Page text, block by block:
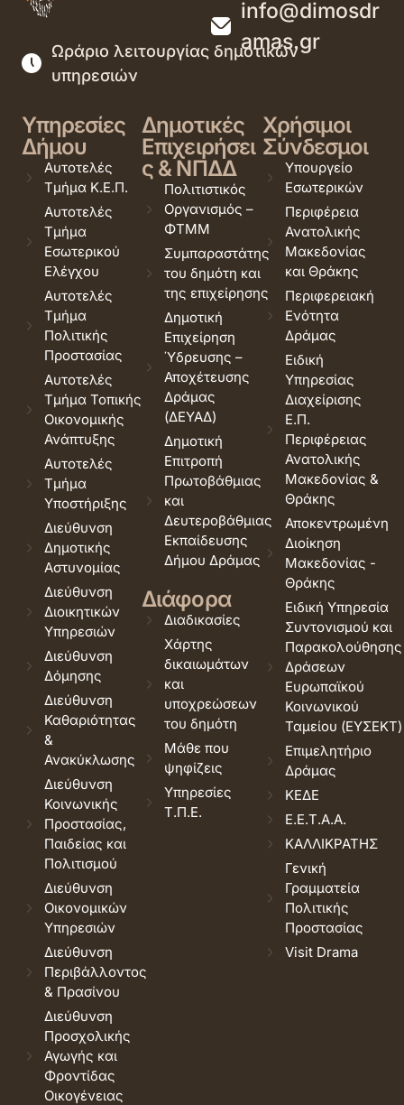
info@dimosdr
amas.gr
Ωράριο λειτουργίας δημοτικών
υπηρεσιών
Υπηρεσίες
Δήμου
Αυτοτελές
Τμήμα Κ.Ε.Π.
Αυτοτελές
Τμήμα
Εσωτερικού
Ελέγχου
Αυτοτελές
Τμήμα
Πολιτικής
Προστασίας
Αυτοτελές
Τμήμα Τοπικής
Οικονομικής
Ανάπτυξης
Αυτοτελές
Τμήμα
Υποστήριξης
Διεύθυνση
Δημοτικής
Αστυνομίας
Διεύθυνση
Διοικητικών
Υπηρεσιών
Διεύθυνση
Δόμησης
Διεύθυνση
Καθαριότητας
&
Ανακύκλωσης
Διεύθυνση
Κοινωνικής
Προστασίας,
Παιδείας και
Πολιτισμού
Διεύθυνση
Οικονομικών
Υπηρεσιών
Διεύθυνση
Περιβάλλοντος
& Πρασίνου
Διεύθυνση
Προσχολικής
Αγωγής και
Φροντίδας
Οικογένειας
Δημοτικές
Επιχειρήσει
ς & ΝΠΔΔ
Πολιτιστικός
Οργανισμός –
ΦΤΜΜ
Συμπαραστάτης
του δημότη και
της επιχείρησης
Δημοτική
Επιχείρηση
Ύδρευσης –
Αποχέτευσης
Δράμας
(ΔΕΥΑΔ)
Δημοτική
Επιτροπή
Πρωτοβάθμιας
και
Δευτεροβάθμιας
Εκπαίδευσης
Δήμου Δράμας
Διάφορα
Διαδικασίες
Χάρτης
δικαιωμάτων
και
υποχρεώσεων
του δημότη
Μάθε που
ψηφίζεις
Υπηρεσίες
Τ.Π.Ε.
Χρήσιμοι
Σύνδεσμοι
Υπουργείο
Εσωτερικών
Περιφέρεια
Ανατολικής
Μακεδονίας
και Θράκης
Περιφερειακή
Ενότητα
Δράμας
Ειδική
Υπηρεσίας
Διαχείρισης
Ε.Π.
Περιφέρειας
Ανατολικής
Μακεδονίας &
Θράκης
Αποκεντρωμένη
Διοίκηση
Μακεδονίας -
Θράκης
Ειδική Υπηρεσία
Συντονισμού και
Παρακολούθησης
Δράσεων
Ευρωπαϊκού
Κοινωνικού
Ταμείου (ΕΥΣΕΚΤ)
Επιμελητήριο
Δράμας
ΚΕΔΕ
Ε.Ε.Τ.Α.Α.
ΚΑΛΛΙΚΡΑΤΗΣ
Γενική
Γραμματεία
Πολιτικής
Προστασίας
Visit Drama